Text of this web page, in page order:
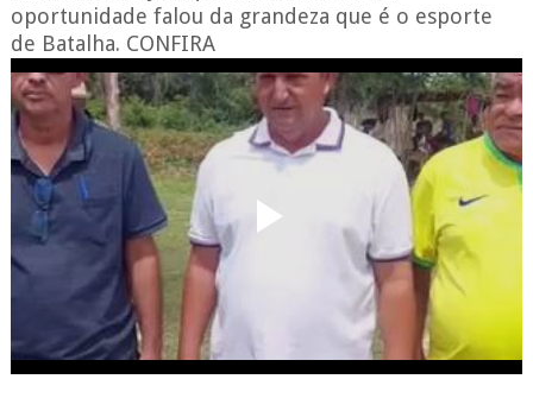
oportunidade falou da grandeza que é o esporte
de Batalha. CONFIRA